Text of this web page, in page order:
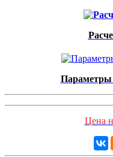
Параметры
Цена